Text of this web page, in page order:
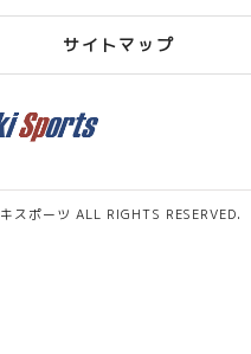
サイトマップ
ポーツ ALL RIGHTS RESERVED.